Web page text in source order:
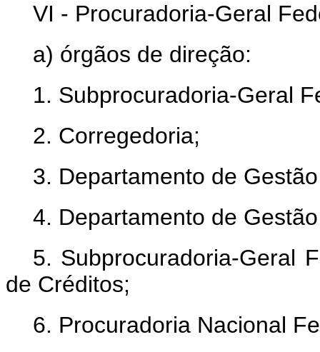
VI - Procuradoria-Geral
a) órgãos de direção:
1. Subprocuradoria-Geral
2. Corregedoria;
3. Departamento de
4. Departamento de
5. Subprocuradoria-Geral
de Créditos;
6. Procuradoria Nacional